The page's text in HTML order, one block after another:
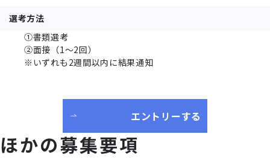
選考方法
①書類選考
②面接（1～2回）
※いずれも2週間以内に結果通知
エントリーする
ほかの募集要項